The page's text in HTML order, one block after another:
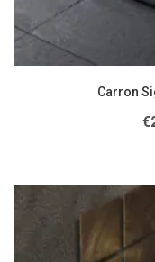
Carron
€